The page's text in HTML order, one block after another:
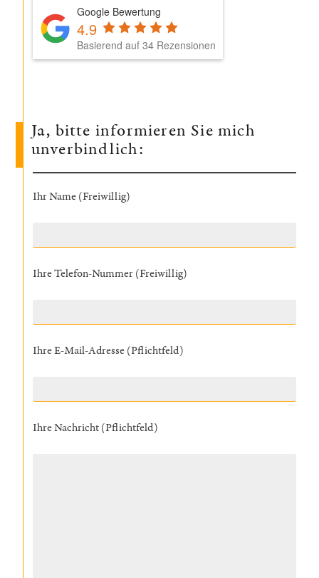
Google Bewertung
4.9
Basierend auf 34 Rezensionen
Ja, bitte informieren Sie mich
unverbindlich:
Ihr Name (Freiwillig)
Ihre Telefon-Nummer (Freiwillig)
Ihre E-Mail-Adresse (Pflichtfeld)
Ihre Nachricht (Pflichtfeld)